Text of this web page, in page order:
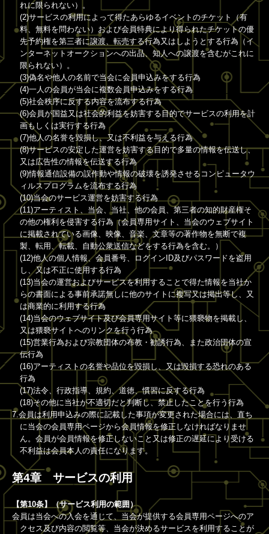
れに限られない）。
(2)サービスの利用によって得たあらゆるイベントのチケット（有
料、無料を問わない）および会員特典により得られたチケットの優
先予約権を第三者に譲渡、転売する行為又はしようとする行為（イ
ンターネットオークションへの出品、知人への譲渡を含むがこれに
限られない）。
(3)偽名や他人の名前で当会に会員申込みをする行為
(4)一人の会員が当会に複数会員申込みをする行為
(5)社会秩序に反する内容を流布する行為
(6)会員が国益又は社会的利益を妨害する目的でサービスの利用を計
画もしくは実行する行為
(7)他人の名誉を毀損し、又は不利益を与える行為
(8)サービスの安定した運営を妨害する目的で多量の情報を伝送し、
又は広告性の情報を伝送する行為
(9)情報通信設備の誤作動や情報の破壊を誘発させるコンピュータウ
ィルスプログラムを流布する行為
(10)当会のサービス運営を妨害する行為
(11)アーティスト、当会、当社、他の会員、第三者の知的財産権そ
の他の権利を侵害する行為（会員専用サイト、当会のウェブサイト
に掲載されている画像、映像、音楽、文章等の著作物を無断で複
製、転用、転載、自動公衆送信などをする行為を含む。）
(12)他人の個人情報、会員番号、ログインID及びパスワードを盗用
し、又は不正に使用する行為
(13)当会の運営およびサービスを利用することで得た情報を当社か
らの書面による事前承諾無しに他のサイトに複写又は掲出等し、又
は商業的に利用する行為
(14)当会のウェブサイト及び会員専用サイト等に猥褻物を掲載し、
又は猥褻サイトへのリンクを行う行為
(15)営業行為および宗教団体の布教・勧誘行為、また政治団体の宣
伝行為
(16)アーティストの名誉や品位を毀損し、又は毀損する恐れのある
行為
(17)法令、行政指導、規約、道徳、慣習に反する行為
(18)その他に当社が不適切だと判断し、禁止したことを行う行為
7.会員は利用申込みの際に記載した事項が変更された場合には、直ち
に当会の会員専用ページから会員情報を修正しなければなりませ
ん。会員が会員情報を修正しないこと又は修正の遅延により受ける
不利益は会員本人の責任になります。
第4章 サービスの利用
【第10条】（サービス利用の範囲）
会員は当会への入会を通じて、当会が提供する会員専用ページへのア
クセス及び内容の閲覧等、当会が決めるサービスを利用することが